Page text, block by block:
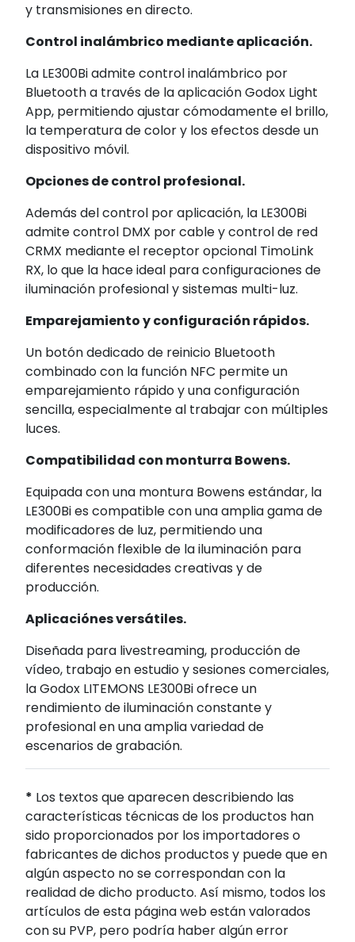
y transmisiones en directo.
Control inalámbrico mediante aplicación.
La LE300Bi admite control inalámbrico por
Bluetooth a través de la aplicación Godox Light
App, permitiendo ajustar cómodamente el brillo,
la temperatura de color y los efectos desde un
dispositivo móvil.
Opciones de control profesional.
Además del control por aplicación, la LE300Bi
admite control DMX por cable y control de red
CRMX mediante el receptor opcional TimoLink
RX, lo que la hace ideal para configuraciones de
iluminación profesional y sistemas multi-luz.
Emparejamiento y configuración rápidos.
Un botón dedicado de reinicio Bluetooth
combinado con la función NFC permite un
emparejamiento rápido y una configuración
sencilla, especialmente al trabajar con múltiples
luces.
Compatibilidad con monturra Bowens.
Equipada con una montura Bowens estándar, la
LE300Bi es compatible con una amplia gama de
modificadores de luz, permitiendo una
conformación flexible de la iluminación para
diferentes necesidades creativas y de
producción.
Aplicaciónes versátiles.
Diseñada para livestreaming, producción de
vídeo, trabajo en estudio y sesiones comerciales,
la Godox LITEMONS LE300Bi ofrece un
rendimiento de iluminación constante y
profesional en una amplia variedad de
escenarios de grabación.
* Los textos que aparecen describiendo las
características técnicas de los productos han
sido proporcionados por los importadores o
fabricantes de dichos productos y puede que en
algún aspecto no se correspondan con la
realidad de dicho producto. Así mismo, todos los
artículos de esta página web están valorados
con su PVP, pero podría haber algún error